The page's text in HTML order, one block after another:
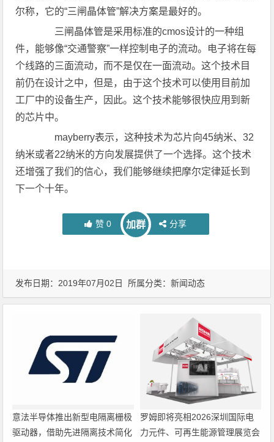
尔称，它的“三闸晶体管”解决方案是最好的。
三闸晶体管是采用标准的cmos设计的一种组
件，能够像“交通警察”一样控制电子的流动。电子将在每
个线路的三面流动，而不是仅在一面流动。这个技术目
前仍在设计之中，但是，由于这个技术可以使用目前加
工厂中的设备生产，因此。这个技术能够很快应用到新
的芯片中。
mayberry表示，这种技术为芯片向45纳米、32
纳米或者22纳米的方向发展提供了一个选择。这个技术
还增强了我们的信心，我们能够继续把摩尔定律延长到
下一个十年。
赞 0 加群 分享
发布日期：2019年07月02日 所属分类：新闻动态
意法半导体推出新型电隔离栅极
驱动器，借助先进隔离技术简化
罗姆即将亮相2026深圳国际电
力元件、可再生能源管理展览会